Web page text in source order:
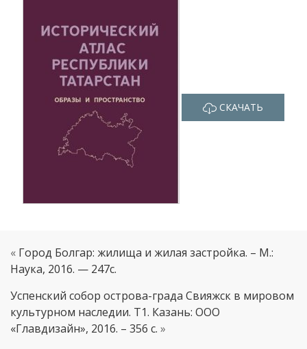
СКАЧАТЬ
« Город Болгар: жилища и жилая застройка. – М.:
Наука, 2016. — 247c.
Успенский собор острова-града Свияжск в мировом
культурном наследии. Т1. Казань: ООО
«Главдизайн», 2016. – 356 с. »